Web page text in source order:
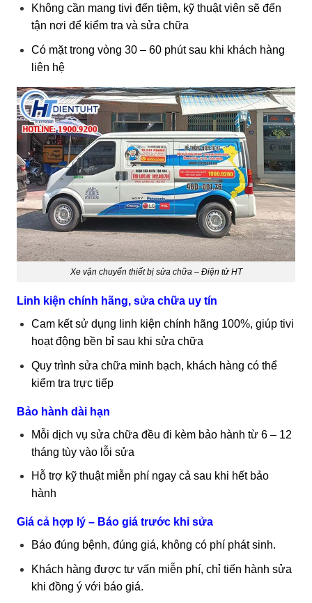
Không cần mang tivi đến tiệm, kỹ thuật viên sẽ đến
tận nơi để kiểm tra và sửa chữa
Có mặt trong vòng 30 – 60 phút sau khi khách hàng
liên hệ
Xe vận chuyển thiết bị sửa chữa – Điện tử HT
Linh kiện chính hãng, sửa chữa uy tín
Cam kết sử dụng linh kiện chính hãng 100%, giúp tivi
hoạt động bền bỉ sau khi sửa chữa
Quy trình sửa chữa minh bạch, khách hàng có thể
kiểm tra trực tiếp
Bảo hành dài hạn
Mỗi dịch vụ sửa chữa đều đi kèm bảo hành từ 6 – 12
tháng tùy vào lỗi sửa
Hỗ trợ kỹ thuật miễn phí ngay cả sau khi hết bảo
hành
Giá cả hợp lý – Báo giá trước khi sửa
Báo đúng bệnh, đúng giá, không có phí phát sinh.
Khách hàng được tư vấn miễn phí, chỉ tiến hành sửa
khi đồng ý với báo giá.